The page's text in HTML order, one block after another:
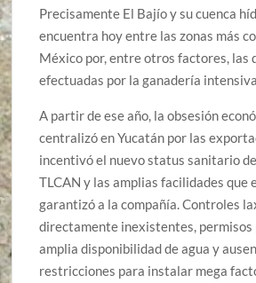
Precisamente El Bajío y su cuenca
encuentra hoy entre las zonas más
México por, entre otros factores, las
efectuadas por la ganadería
A partir de ese año, la obsesión
centralizó en Yucatán por las
incentivó el nuevo status sanitario
TLCAN y las amplias facilidades que
garantizó a la compañía. Controles
directamente inexistentes, permisos
amplia disponibilidad de agua y
restricciones para instalar mega